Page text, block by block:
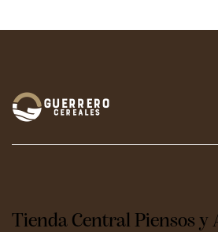
Tienda Central Piensos y